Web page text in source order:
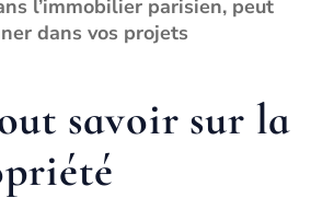
l’immobilier parisien, peut
dans vos projets
savoir sur la